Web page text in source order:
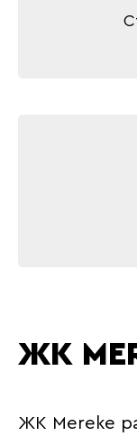
ЖК
ЖК Mereke